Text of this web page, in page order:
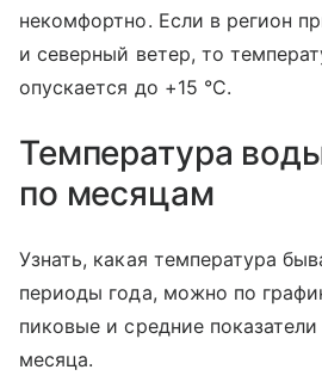
некомфортно. Если в регион
и северный ветер, то
опускается до +15 °C.
Температура
по месяцам
Узнать, какая температура
периоды года, можно по
пиковые и средние
месяца.